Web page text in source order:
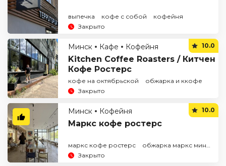
выпечка кофе с собой
кофейня
Закрыто
Минск Кафе Кофейня
Kitchen Coffee Roasters / Китчен
Кофе Ростерс
10.0
кофе на октябрьской
обжарка и ккофе
Закрыто
Минск Кофейня
Маркс кофе ростерс
10.0
маркс кофе ростерс
обжарка маркс минск
Закрыто